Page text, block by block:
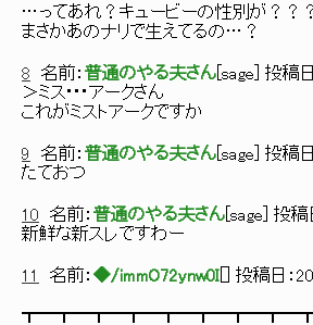
…ってあれ？キュービーの性別が？？
まさかあのナリで生えてるの…？
8 名前： 普通のやる夫さん sage ] 投稿日
＞ミス･･･アークさん
これがミストアークですか
9 名前： 普通のやる夫さん sage ] 投稿日
たておつ
10 名前： 普通のやる夫さん sage ] 投稿
新鮮な新スレですわー
11 名前： ◆/immO72ynw0I ] 投稿日：